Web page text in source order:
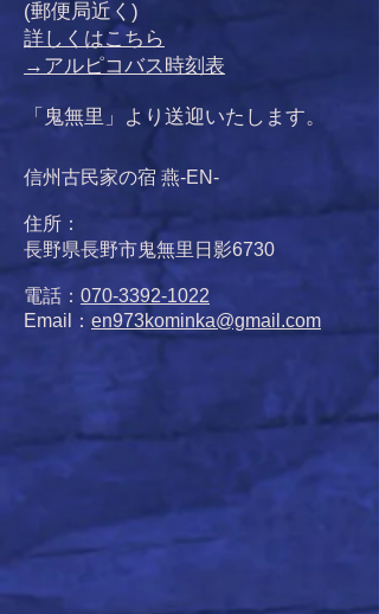
(郵便局近く)
詳しくはこちら
→アルピコバス時刻表
「鬼無里」より送迎いたします。
​信州古民家の宿 燕-EN-
住所：
長野県長野市鬼無里日影6730
電話： 070-3392-1022
Email： en973kominka@gmail.com